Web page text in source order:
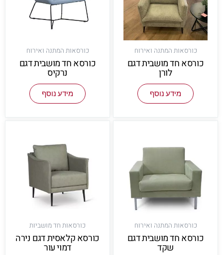
כורסאות המתנה ואירוח
כורסא חד מושבית דגם
לורן
מידע נוסף
כורסאות המתנה ואירוח
כורסא חד מושבית דגם
נרקיס
מידע נוסף
כורסאות המתנה ואירוח
כורסא חד מושבית דגם
שקד
כורסאות חד מושביות
כורסא קלאסית דגם נירה
דמוי עור